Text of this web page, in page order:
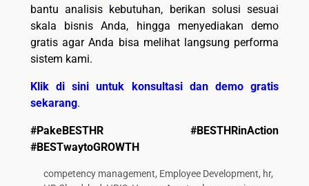
bantu analisis kebutuhan, berikan solusi sesuai
skala bisnis Anda, hingga menyediakan demo
gratis agar Anda bisa melihat langsung performa
sistem kami.
Klik di sini untuk konsultasi dan demo gratis
sekarang.
#PakeBESTHR
#BESTHRinAction
#BESTwaytoGROWTH
competency management, Employee Development, hr,